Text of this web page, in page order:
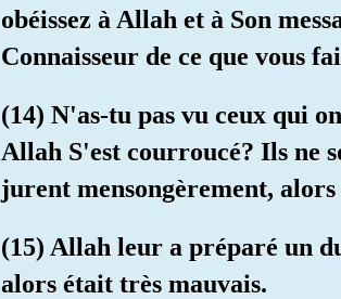
obéissez à Allah et à Son
Connaisseur de ce que vous
(14) N'as-tu pas vu ceux qui
Allah S'est courroucé? Ils ne
jurent mensongèrement,
(15) Allah leur a préparé un
alors était très mauvais.